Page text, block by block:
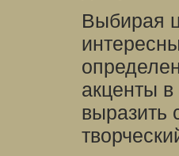
Выбирая
акценты
выразить